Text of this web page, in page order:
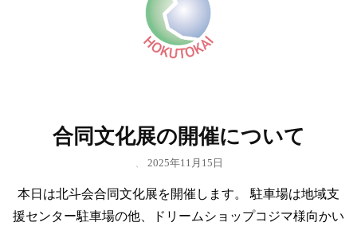
合同文化展の開催について
2025年11月15日
本日は北斗会合同文化展を開催します。 駐車場は地域支
援センター駐車場の他、ドリームショップコジマ様向かい